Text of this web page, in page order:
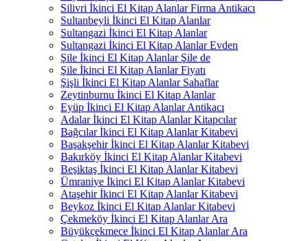
Silivri İkinci El Kitap Alanlar Firma Antikacı
Sultanbeyli İkinci El Kitap Alanlar
Sultangazi İkinci El Kitap Alanlar
Sultangazi İkinci El Kitap Alanlar Evden
Şile İkinci El Kitap Alanlar Şile de
Şile İkinci El Kitap Alanlar Fiyatı
Şişli İkinci El Kitap Alanlar Sahaflar
Zeytinburnu İkinci El Kitap Alanlar
Eyüp İkinci El Kitap Alanlar Antikacı
Adalar İkinci El Kitap Alanlar Kitapcılar
Bağcılar İkinci El Kitap Alanlar Kitabevi
Başakşehir İkinci El Kitap Alanlar Kitabevi
Bakırköy İkinci El Kitap Alanlar Kitabevi
Beşiktaş İkinci El Kitap Alanlar Kitabevi
Ümraniye İkinci El Kitap Alanlar Kitabevi
Ataşehir İkinci El Kitap Alanlar Kitabevi
Beykoz İkinci El Kitap Alanlar Kitabevi
Çekmeköy İkinci El Kitap Alanlar Ara
Büyükçekmece İkinci El Kitap Alanlar Ara